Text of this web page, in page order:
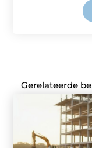
Gerelateerde